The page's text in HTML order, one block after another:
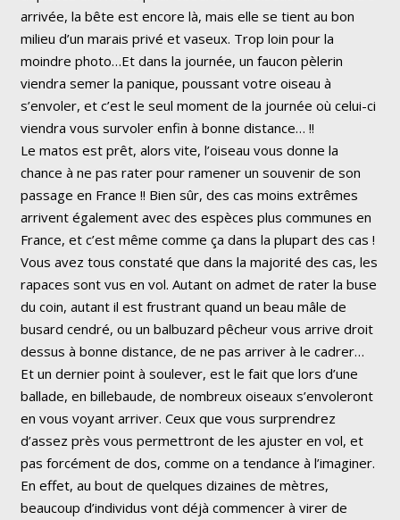
arrivée, la bête est encore là, mais elle se tient au bon
milieu d’un marais privé et vaseux. Trop loin pour la
moindre photo…Et dans la journée, un faucon pèlerin
viendra semer la panique, poussant votre oiseau à
s’envoler, et c’est le seul moment de la journée où celui-ci
viendra vous survoler enfin à bonne distance… !!
Le matos est prêt, alors vite, l’oiseau vous donne la
chance à ne pas rater pour ramener un souvenir de son
passage en France !! Bien sûr, des cas moins extrêmes
arrivent également avec des espèces plus communes en
France, et c’est même comme ça dans la plupart des cas !
Vous avez tous constaté que dans la majorité des cas, les
rapaces sont vus en vol. Autant on admet de rater la buse
du coin, autant il est frustrant quand un beau mâle de
busard cendré, ou un balbuzard pêcheur vous arrive droit
dessus à bonne distance, de ne pas arriver à le cadrer…
Et un dernier point à soulever, est le fait que lors d’une
ballade, en billebaude, de nombreux oiseaux s’envoleront
en vous voyant arriver. Ceux que vous surprendrez
d’assez près vous permettront de les ajuster en vol, et
pas forcément de dos, comme on a tendance à l’imaginer.
En effet, au bout de quelques dizaines de mètres,
beaucoup d’individus vont déjà commencer à virer de